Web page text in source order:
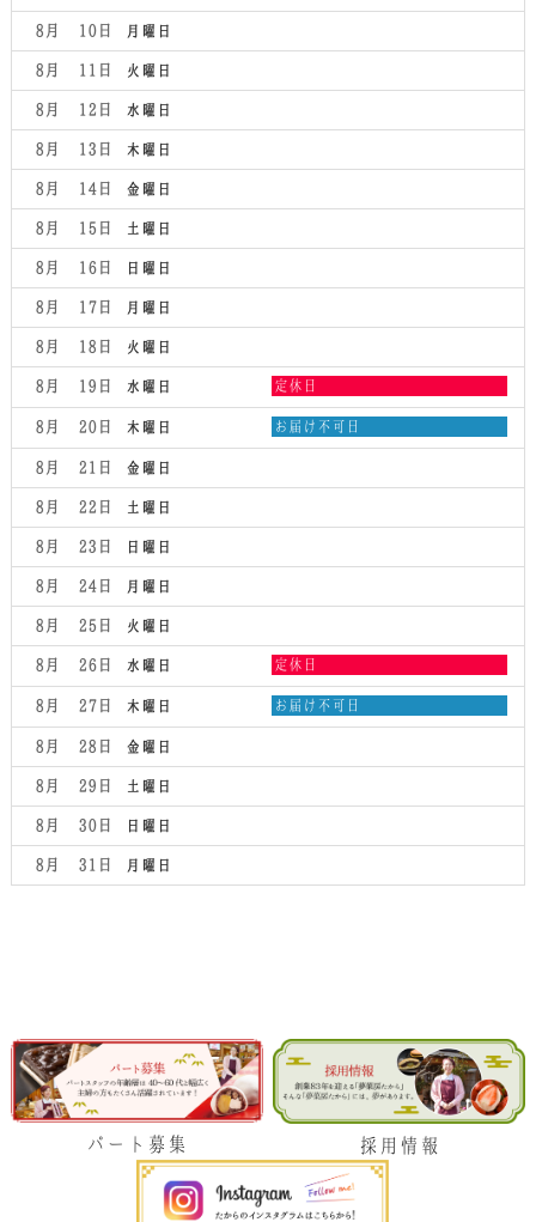
月曜日
8月 10
火曜日
8月 11
水曜日
8月 12
木曜日
8月 13
金曜日
8月 14
土曜日
8月 15
日曜日
8月 16
月曜日
8月 17
火曜日
8月 18
水曜日
8月 19
水
日,
8
2026
定休日
木曜日
8月 20
木
2026
お届け不可日
金曜日
8月 21
土曜日
8月 22
日曜日
8月 23
月曜日
8月 24
火曜日
8月 25
水曜日
8月 26
水
日,
8
2026
定休日
木曜日
8月 27
木
2026
お届け不可日
金曜日
8月 28
土曜日
8月 29
日曜日
8月 30
月曜日
8月 31
パート募集 採用情報